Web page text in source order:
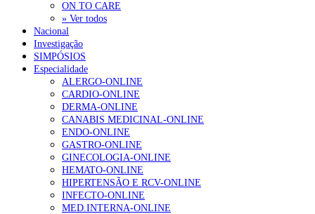
Portugal está a formar os médicos de que precisa?
2026
NOTÍCIAS MAIS LIDAS
Enfermagem Forense. “Da urgência ao tribunal, cada
gesto conta e cada profissional faz a diferença”
202 visualizações
Alguns milhares de utentes podem ficar sem médico de
família com nova regras do registo, alerta associação
155 visualizações
ON TO CARE
» Ver todos
Nacional
Investigação
SIMPÓSIOS
Especialidade
ALERGO-ONLINE
CARDIO-ONLINE
DERMA-ONLINE
CANABIS MEDICINAL-ONLINE
ENDO-ONLINE
GASTRO-ONLINE
GINECOLOGIA-ONLINE
HEMATO-ONLINE
HIPERTENSÃO E RCV-ONLINE
INFECTO-ONLINE
MED.INTERNA-ONLINE